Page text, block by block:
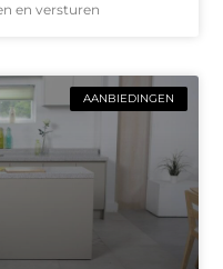
en versturen
AANBIEDINGEN